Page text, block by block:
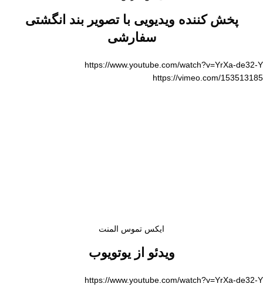
پخش کننده ویدیویی با تصویر بند انگشتی
سفارشی
https://www.youtube.com/watch?v=YrXa-de32-Y
https://vimeo.com/153513185
ایکس تموس المنت
ویدئو از یوتویوب
https://www.youtube.com/watch?v=YrXa-de32-Y